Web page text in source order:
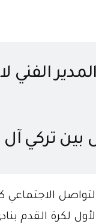
الفني
بين تركي
الخير
الاجتماعي
لكرة القدم